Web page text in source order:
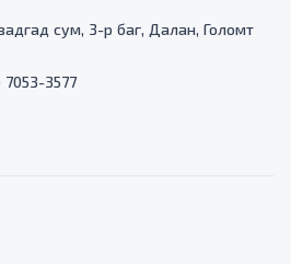
сум, 3-р баг, Далан, Голомт
7053-3577